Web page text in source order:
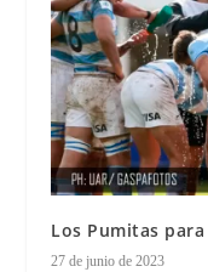
Los Pumitas
27 de junio de 2023